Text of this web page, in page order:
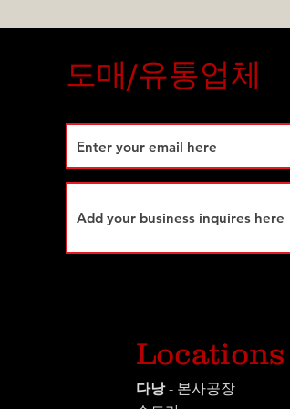
도매/유통업체
Locations
다낭 - 본사공장